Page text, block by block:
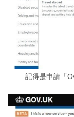
記得是申請「